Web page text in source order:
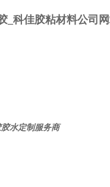
_科佳胶粘材料公司
水定制服务商